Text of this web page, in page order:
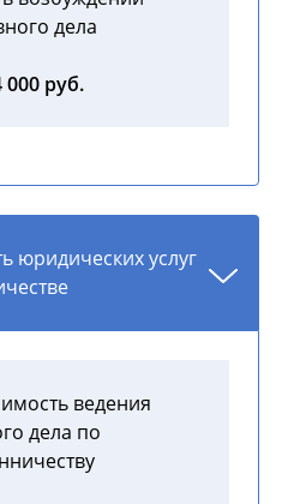
дела
000 руб.
юридических услуг
ведения
дела по